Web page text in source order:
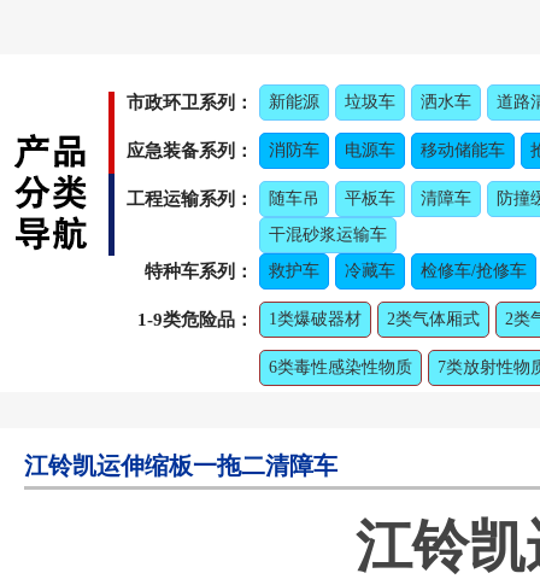
市政环卫系列： 新能源 垃圾车 洒水车 道路
应急装备系列： 消防车 电源车 移动储能车
工程运输系列： 随车吊 平板车 清障车
防撞
干混砂浆运输车
特种车系列： 救护车 冷藏车 检修车/抢修车
1-9类危险品： 1类爆破器材 2类气体厢式 2类
6类毒性感染性物质 7类放射性物
江铃凯运伸缩板一拖二清障车
江铃